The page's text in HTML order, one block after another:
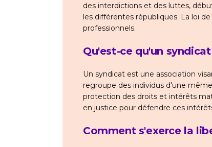
des interdictions et des luttes,
les différentes républiques. La loi
professionnels.
Qu'est-ce qu'un syndicat
Un syndicat est une association
regroupe des individus d'une
protection des droits et intérêts
en justice pour défendre ces
Comment s'exerce la